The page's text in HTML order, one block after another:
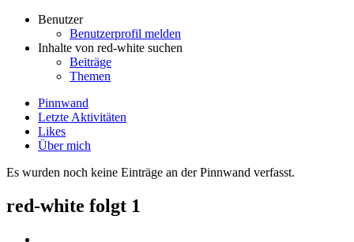
Benutzer
Benutzerprofil melden
Inhalte von red-white suchen
Beiträge
Themen
Pinnwand
Letzte Aktivitäten
Likes
Über mich
Es wurden noch keine Einträge an der Pinnwand verfasst.
red-white folgt 1